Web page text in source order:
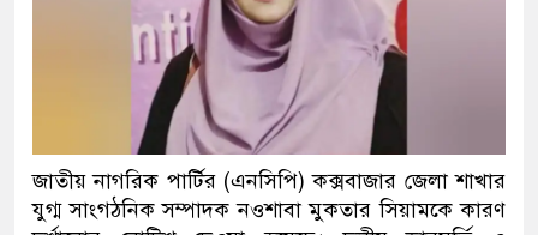
জাতীয় নাগরিক পার্টির (এনসিপি) কক্সবাজার জেলা শাখার
যুগ্ম সাংগঠনিক সম্পাদক নওশাবা মুকতার সিয়ামকে কারণ